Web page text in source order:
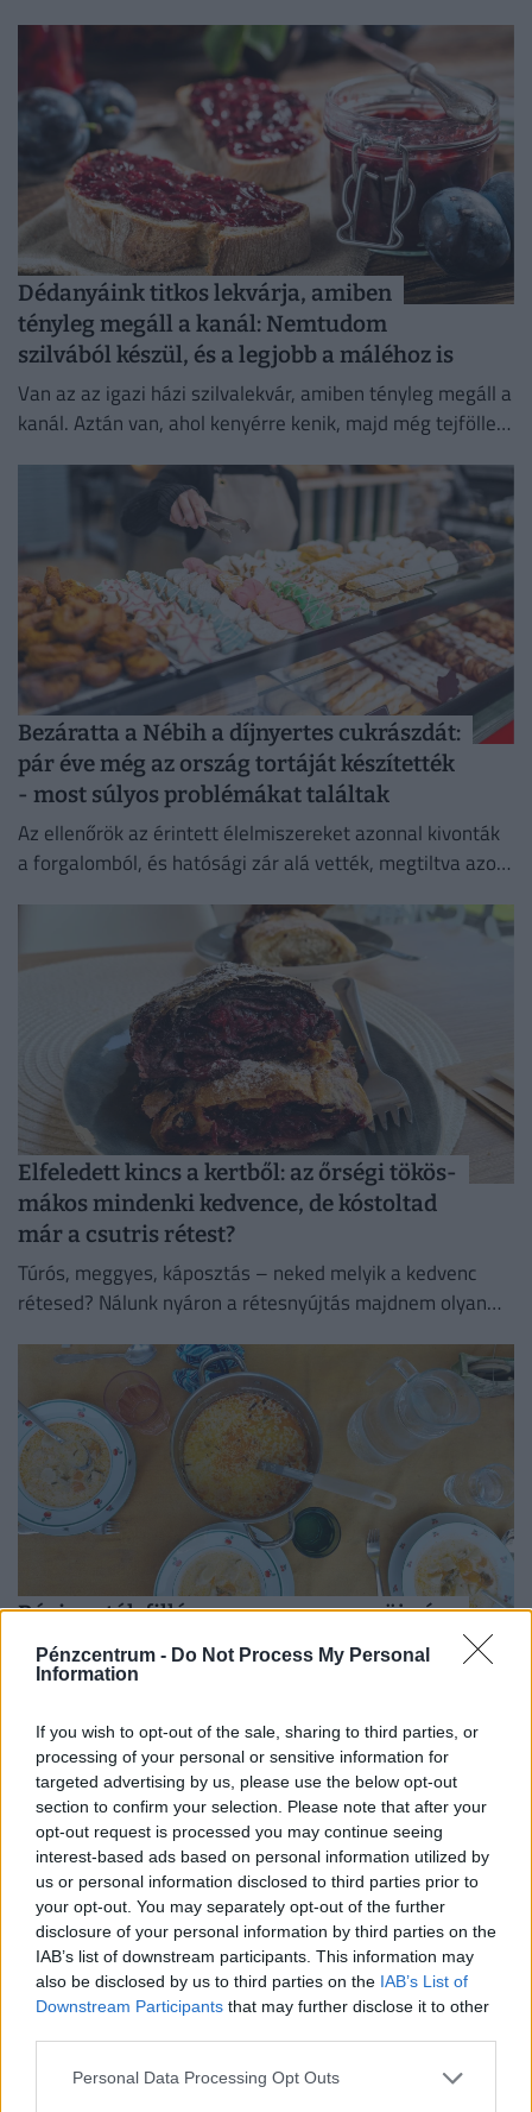
Pénzcentrum - Do Not Process My Personal
Information
If you wish to opt-out of the sale, sharing to third parties, or
processing of your personal or sensitive information for
targeted advertising by us, please use the below opt-out
section to confirm your selection. Please note that after your
opt-out request is processed you may continue seeing
interest-based ads based on personal information utilized by
us or personal information disclosed to third parties prior to
your opt-out. You may separately opt-out of the further
disclosure of your personal information by third parties on the
IAB’s list of downstream participants. This information may
also be disclosed by us to third parties on the IAB’s List of
Downstream Participants that may further disclose it to other
Personal Data Processing Opt Outs
Dédanyáink titkos lekvárja, amiben
tényleg megáll a kanál: Nemtudom
szilvából készül, és a legjobb a máléhoz is
Van az az igazi házi szilvalekvár, amiben tényleg megáll a
kanál. Aztán van, ahol kenyérre kenik, majd még tejföllel
Bezáratta a Nébih a díjnyertes cukrászdát:
pár éve még az ország tortáját készítették
- most súlyos problémákat találtak
Az ellenőrök az érintett élelmiszereket azonnal kivonták
a forgalomból, és hatósági zár alá vették, megtiltva azok
Elfeledett kincs a kertből: az őrségi tökös-
mákos mindenki kedvence, de kóstoltad
már a csutris rétest?
Túrós, meggyes, káposztás – neked melyik a kedvenc
rétesed? Nálunk nyáron a rétesnyújtás majdnem olyan
Régi aratók filléres magyaros menüje: így
készült a cséplőleves és nagymamám
madárlátta foszlós buktája
közösségi munka volt, megerőltető napokkal. A mezőre
vitt kosárban pedig ott lapult az aratóknak szánt
tartalmas...
Döbbenetes szakadék a magyar lakáspiacon: